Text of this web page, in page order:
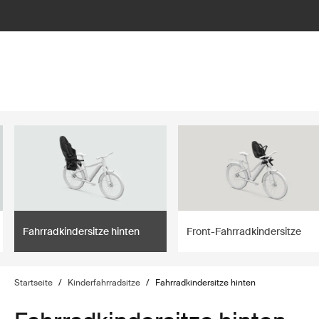
Fahrradkindersitze hinten Front-Fahrradkindersitze
Startseite / Kinderfahrradsitze / Fahrradkindersitze hinten